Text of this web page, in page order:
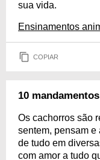
sua vida.
Ensinamentos
COPIAR
10
Os cachorros são
sentem, pensam
de tudo em
com amor a tudo